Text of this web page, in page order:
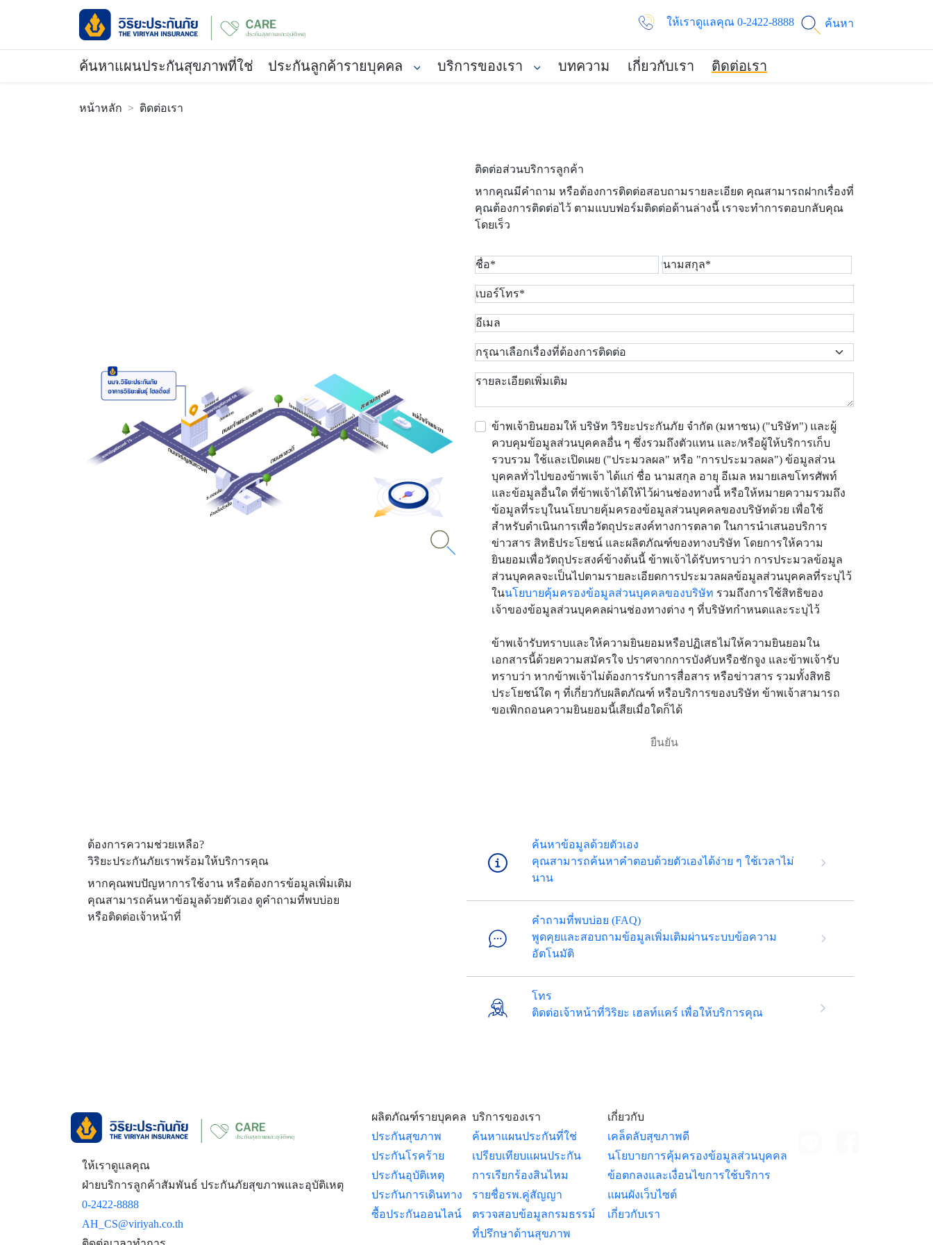
ให้เราดูแลคุณ 0-2422-8888 ค้นหา
ค้นหาแผนประกันสุขภาพที่ใช่ ประกันลูกค้ารายบุคคล บริการของเรา บทความ เกี่ยวกับเรา ติดต่อเรา
หน้าหลัก ติดต่อเรา
ติดต่อส่วนบริการลูกค้า
หากคุณมีคำถาม หรือต้องการติดต่อสอบถามรายละเอียด คุณสามารถฝากเรื่องที่
คุณต้องการติดต่อไว้ ตามแบบฟอร์มติดต่อด้านล่างนี้ เราจะทำการตอบกลับคุณ
โดยเร็ว
ข้าพเจ้ายินยอมให้ บริษัท วิริยะประกันภัย จำกัด (มหาชน) ("บริษัท") และผู้
ควบคุมข้อมูลส่วนบุคคลอื่น ๆ ซึ่งรวมถึงตัวแทน และ/หรือผู้ให้บริการเก็บ
รวบรวม ใช้และเปิดเผย ("ประมวลผล" หรือ "การประมวลผล") ข้อมูลส่วน
บุคคลทั่วไปของข้าพเจ้า ได้แก่ ชื่อ นามสกุล อายุ อีเมล หมายเลขโทรศัพท์
และข้อมูลอื่นใด ที่ข้าพเจ้าได้ให้ไว้ผ่านช่องทางนี้ หรือให้หมายความรวมถึง
ข้อมูลที่ระบุในนโยบายคุ้มครองข้อมูลส่วนบุคคลของบริษัทด้วย เพื่อใช้
สำหรับดำเนินการเพื่อวัตถุประสงค์ทางการตลาด ในการนำเสนอบริการ
ข่าวสาร สิทธิประโยชน์ และผลิตภัณฑ์ของทางบริษัท โดยการให้ความ
ยินยอมเพื่อวัตถุประสงค์ข้างต้นนี้ ข้าพเจ้าได้รับทราบว่า การประมวลข้อมูล
ส่วนบุคคลจะเป็นไปตามรายละเอียดการประมวลผลข้อมูลส่วนบุคคลที่ระบุไว้
ในนโยบายคุ้มครองข้อมูลส่วนบุคคลของบริษัท รวมถึงการใช้สิทธิของ
เจ้าของข้อมูลส่วนบุคคลผ่านช่องทางต่าง ๆ ที่บริษัทกำหนดและระบุไว้
ข้าพเจ้ารับทราบและให้ความยินยอมหรือปฏิเสธไม่ให้ความยินยอมใน
เอกสารนี้ด้วยความสมัครใจ ปราศจากการบังคับหรือชักจูง และข้าพเจ้ารับ
ทราบว่า หากข้าพเจ้าไม่ต้องการรับการสื่อสาร หรือข่าวสาร รวมทั้งสิทธิ
ประโยชน์ใด ๆ ที่เกี่ยวกับผลิตภัณฑ์ หรือบริการของบริษัท ข้าพเจ้าสามารถ
ขอเพิกถอนความยินยอมนี้เสียเมื่อใดก็ได้
ต้องการความช่วยเหลือ?
วิริยะประกันภัยเราพร้อมให้บริการคุณ
หากคุณพบปัญหาการใช้งาน หรือต้องการข้อมูลเพิ่มเติม
คุณสามารถค้นหาข้อมูลด้วยตัวเอง ดูคำถามที่พบบ่อย
หรือติดต่อเจ้าหน้าที่
ค้นหาข้อมูลด้วยตัวเอง
คุณสามารถค้นหาคำตอบด้วยตัวเองได้ง่าย ๆ ใช้เวลาไม่
นาน
คำถามที่พบบ่อย (FAQ)
พูดคุยและสอบถามข้อมูลเพิ่มเติมผ่านระบบข้อความ
อัตโนมัติ
โทร
ติดต่อเจ้าหน้าที่วิริยะ เฮลท์แคร์ เพื่อให้บริการคุณ
ให้เราดูแลคุณ
ฝ่ายบริการลูกค้าสัมพันธ์ ประกันภัยสุขภาพและอุบัติเหตุ
0-2422-8888
AH_CS@viriyah.co.th
ผลิตภัณฑ์รายบุคคล
ประกันสุขภาพ
ประกันโรคร้าย
ประกันอุบัติเหตุ
ประกันการเดินทาง
ซื้อประกันออนไลน์
บริการของเรา
ค้นหาแผนประกันที่ใช่
เปรียบเทียบแผนประกัน
การเรียกร้องสินไหม
รายชื่อรพ.คู่สัญญา
ตรวจสอบข้อมูลกรมธรรม์
ที่ปรึกษาด้านสุขภาพ
เกี่ยวกับ
เคล็ดลับสุขภาพดี
นโยบายการคุ้มครองข้อมูลส่วนบุคคล
ข้อตกลงและเงื่อนไขการใช้บริการ
แผนผังเว็บไซต์
เกี่ยวกับเรา